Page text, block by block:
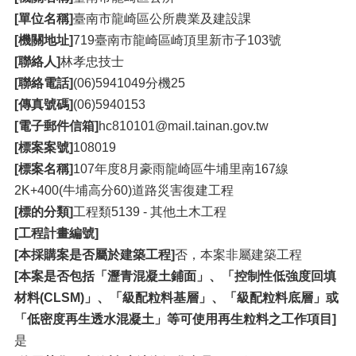
[單位名稱]臺南市龍崎區公所農業及建設課
[機關地址]719臺南市龍崎區崎頂里新市子103號
[聯絡人]林孝忠技士
[聯絡電話](06)5941049分機25
[傳真號碼](06)5940153
[電子郵件信箱] hc810101@mail.tainan.gov.tw
[標案案號]108019
[標案名稱]107年度8月豪雨龍崎區牛埔里南167線
2K+400(牛埔高分60)道路災害復建工程
[標的分類]工程類5139 - 其他土木工程
[工程計畫編號]
[本採購案是否屬於建築工程]否，本案非屬建築工程
[本案是否包括「瀝青混凝土鋪面」、「控制性低強度回填
材料(CLSM)」、「級配粒料基層」、「級配粒料底層」或
「低密度再生透水混凝土」等可使用再生粒料之工作項目]
是